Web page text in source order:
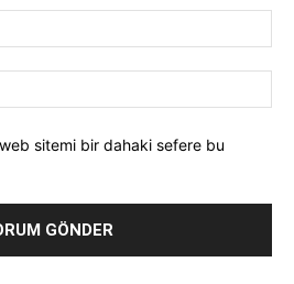
sitemi bir dahaki sefere bu